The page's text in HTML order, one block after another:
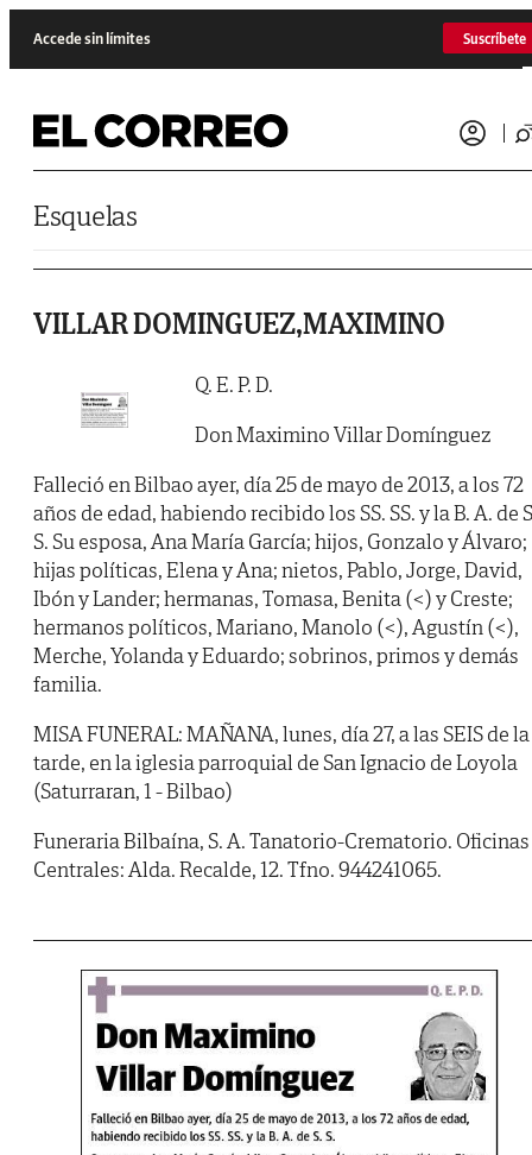
Accede sin límites Suscríbete
Esquelas
VILLAR DOMINGUEZ,MAXIMINO
Q. E. P. D.
Don Maximino Villar Domínguez
Falleció en Bilbao ayer, día 25 de mayo de 2013, a los 72
años de edad, habiendo recibido los SS. SS. y la B. A. de
S. Su esposa, Ana María García; hijos, Gonzalo y Álvaro;
hijas políticas, Elena y Ana; nietos, Pablo, Jorge, David,
Ibón y Lander; hermanas, Tomasa, Benita (<) y Creste;
hermanos políticos, Mariano, Manolo (<), Agustín (<),
Merche, Yolanda y Eduardo; sobrinos, primos y demás
familia.
MISA FUNERAL: MAÑANA, lunes, día 27, a las SEIS de la
tarde, en la iglesia parroquial de San Ignacio de Loyola
(Saturraran, 1 - Bilbao)
Funeraria Bilbaína, S. A. Tanatorio-Crematorio. Oficinas
Centrales: Alda. Recalde, 12. Tfno. 944241065.